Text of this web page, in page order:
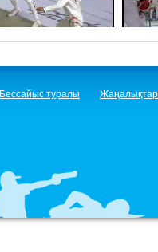
Бессайыс туралы Жаңалықтар